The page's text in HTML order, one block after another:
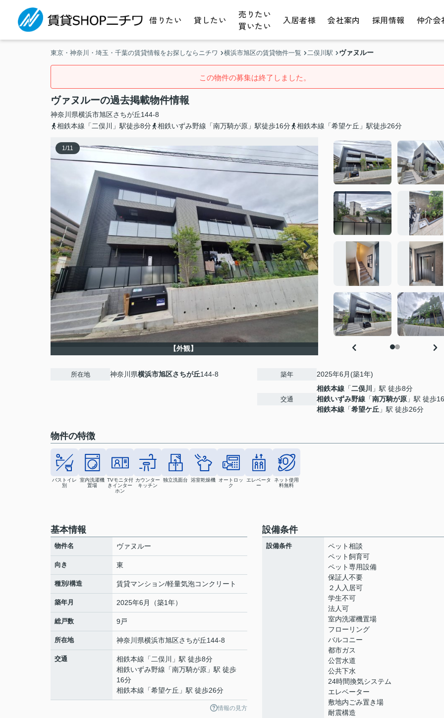
借りたい 貸したい
売りたい
買いたい
入居者様 会社案内 採用情報 仲介会
東京・神奈川・埼玉・千葉の賃貸情報をお探しならニチワ 横浜市旭区の賃貸物件一覧 二俣川駅 ヴァヌルー
この物件の募集は終了しました。
ヴァヌルーの過去掲載物件情報
神奈川県横浜市旭区さちが丘144-8
相鉄本線「二俣川」駅徒歩8分
相鉄いずみ野線「南万騎が原」駅徒歩16分 相鉄本線「希望ケ丘」駅徒歩26分
1/11
【外観】
所在地 神奈川県横浜市旭区さちが丘144-8 築年 2025年6月(築1年)
交通
相鉄本線 「二俣川
」駅 徒歩8分
相鉄いずみ野線 「南万騎が原 」駅 徒歩
相鉄本線 「希望ケ丘 」駅 徒歩26分
物件の特徴
バストイレ
別
室内洗濯機
置場
TVモニタ付
きインター
ホン
カウンター
キッチン
独立洗面台 浴室乾燥機
オートロッ
ク
エレベータ
ー
ネット使用
料無料
基本情報
物件名 ヴァヌルー
向き 東
種別/構造 賃貸マンション/軽量気泡コンクリート
築年月 2025年6月（築1年）
総戸数 9戸
所在地 神奈川県横浜市旭区さちが丘144-8
交通 相鉄本線 「 二俣川
」駅 徒歩8分
相鉄いずみ野線 「南万騎が原 」駅 徒歩
16分
相鉄本線 「希望ケ丘 」駅 徒歩26分
情報の見方
設備条件
設備条件
ペット相談
ペット飼育可
ペット専用設備
保証人不要
２人入居可
学生不可
法人可
室内洗濯機置場
フローリング
バルコニー
都市ガス
公営水道
公共下水
24時間換気システム
エレベーター
敷地内ごみ置き場
耐震構造